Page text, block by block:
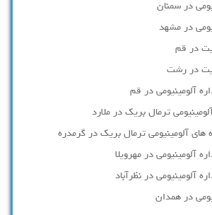
در سمنان
در مشهد
در قم
در رشت
آلومينيومی در قم
ترمال بریک در ملارد
های آلومینیومی ترمال بریک در گرمدره
آلومینیومی در مهرویلا
آلومینیومی در نظرآباد
در همدان